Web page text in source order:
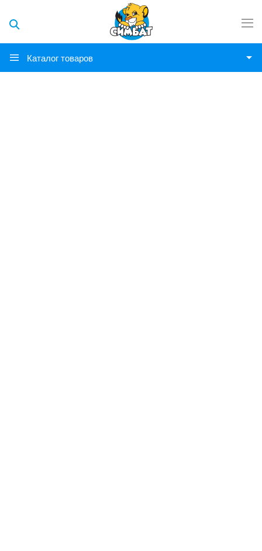
Каталог товаров